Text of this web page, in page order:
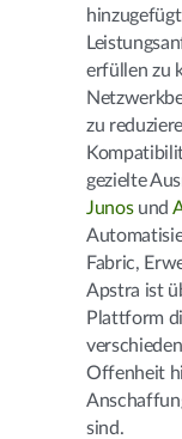
erfüllen zu
zu
gezielte
Junosund
Fabric,
Apstra ist
Plattform
Offenheit
sind.